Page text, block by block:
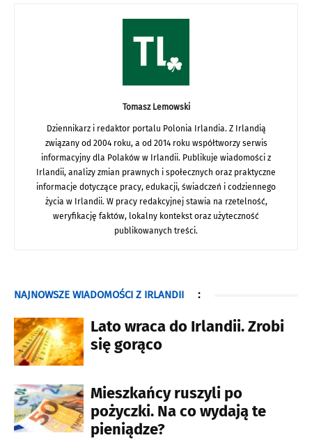
Tomasz Lemowski
Dziennikarz i redaktor portalu Polonia Irlandia. Z Irlandią
związany od 2004 roku, a od 2014 roku współtworzy serwis
informacyjny dla Polaków w Irlandii. Publikuje wiadomości z
Irlandii, analizy zmian prawnych i społecznych oraz praktyczne
informacje dotyczące pracy, edukacji, świadczeń i codziennego
życia w Irlandii. W pracy redakcyjnej stawia na rzetelność,
weryfikację faktów, lokalny kontekst oraz użyteczność
publikowanych treści.
NAJNOWSZE WIADOMOŚCI Z IRLANDII :
Lato wraca do Irlandii. Zrobi
się gorąco
Mieszkańcy ruszyli po
pożyczki. Na co wydają te
pieniądze?